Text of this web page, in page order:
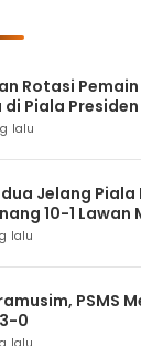
Rotasi
Piala
lalu
Jelang Piala
10-1 Lawan
lalu
PSMS
0